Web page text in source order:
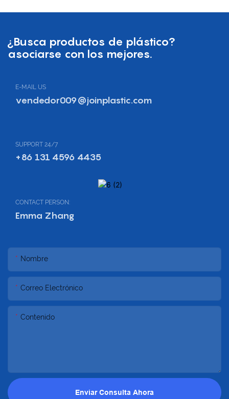
¿Busca productos de plástico?
asociarse con los mejores.
E-MAIL US
vendedor009@joinplastic.com
SUPPORT 24/7
+86 131 4596 4435
CONTACT PERSON:
Emma Zhang
Nombre
Correo Electrónico
Contenido
Enviar Consulta Ahora